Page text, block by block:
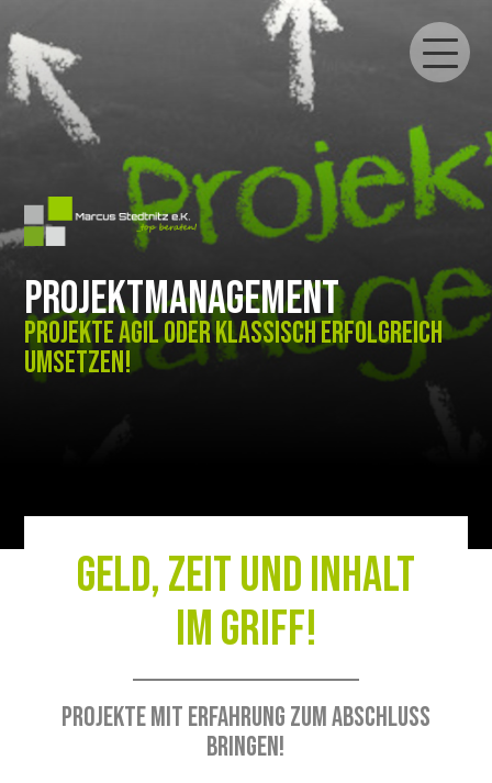
Projektmanagement
Projekte agil oder klassisch erfolgreich
umsetzen!
Geld, Zeit und Inhalt
im Griff!
Projekte mit Erfahrung zum Abschluss
bringen!